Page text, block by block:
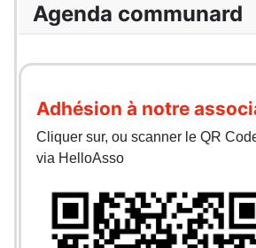
Agenda communard
Adhésion à notre
Cliquer sur, ou scanner le QR
via HelloAsso